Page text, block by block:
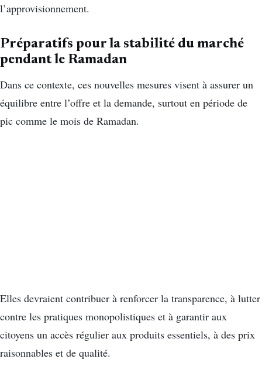
l’approvisionnement.
Préparatifs pour la stabilité du marché
pendant le Ramadan
Dans ce contexte, ces nouvelles mesures visent à assurer un
équilibre entre l’offre et la demande, surtout en période de
pic comme le mois de Ramadan.
Elles devraient contribuer à renforcer la transparence, à lutter
contre les pratiques monopolistiques et à garantir aux
citoyens un accès régulier aux produits essentiels, à des prix
raisonnables et de qualité.